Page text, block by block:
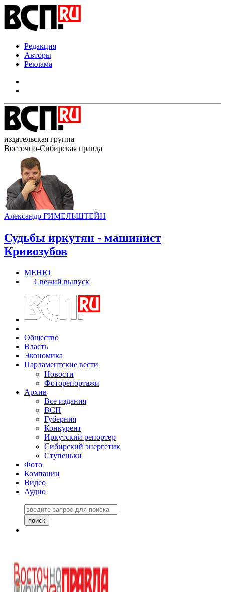
Редакция
Авторы
Реклама
издательская группа
Восточно-Сибирская правда
Александр ГИМЕЛЬШТЕЙН
Судьбы иркутян - машинист
Кривозубов
МЕНЮ
Свежий выпуск
Общество
Власть
Экономика
Парламентские вести
Новости
Фоторепортажи
Архив
Все издания
ВСП
Губерния
Конкурент
Иркутский репортер
Сибирский энергетик
Ступеньки
Фото
Компании
Видео
Аудио